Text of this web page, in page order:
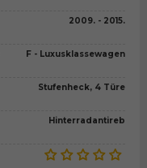
2009. - 2015.
F - Luxusklassewagen
Stufenheck, 4 Türe
Hinterradantireb